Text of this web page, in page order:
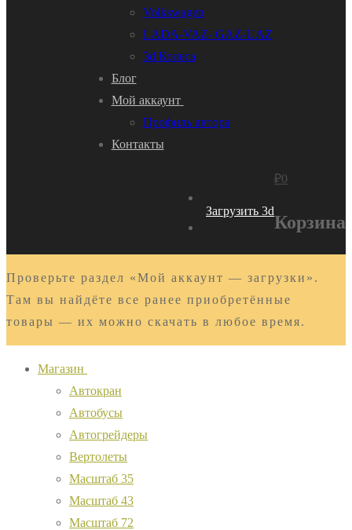
Volkswagen
LADA-VAZ- GAZ-UAZ
3d Колеса
Блог
Мой аккаунт
Профиль автора
Контакты
Загрузить 3d
₽0
Корзина
Проверьте раздел «Мой аккаунт — загрузки».
Там вы найдёте все ранее приобретённые
товары — их можно скачать в любое время.
Магазин
Автокран
Автобусы
Автогрейдеры
Вертолеты
Масштаб 35
Масштаб 43
Масштаб 72